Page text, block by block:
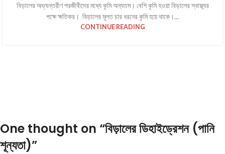
বিড়ালের অভ্যন্তরীণ পরজীবীদের মধ্যে কৃমি অন্যতম। বেশি কৃমি হওয়া বিড়ালের স্বাস্থ্যর
পক্ষে ক্ষতিকর। বিড়ালের মূলত চার ধরনের কৃমি হয়ে থাকে।...
CONTINUE READING
One thought on “বিড়ালের ডিহাইড্রেশন (পানি
শূন্যতা)”